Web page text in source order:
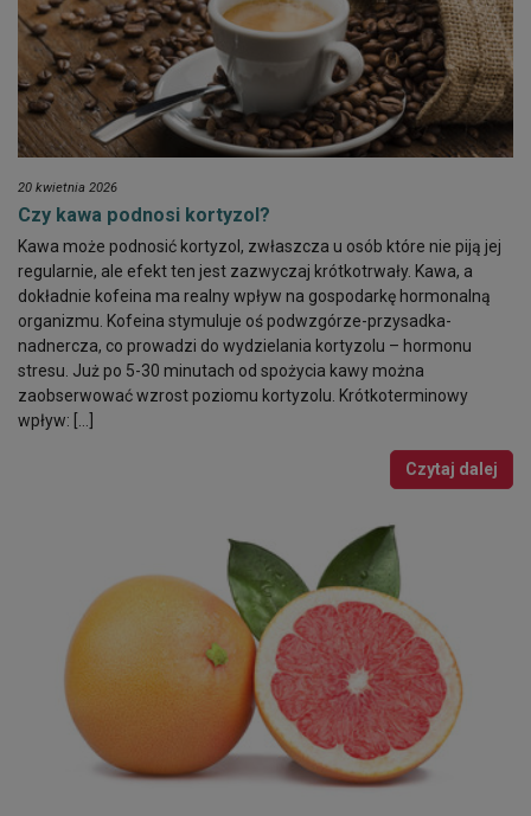
20 kwietnia 2026
Czy kawa podnosi kortyzol?
Kawa może podnosić kortyzol, zwłaszcza u osób które nie piją jej
regularnie, ale efekt ten jest zazwyczaj krótkotrwały. Kawa, a
dokładnie kofeina ma realny wpływ na gospodarkę hormonalną
organizmu. Kofeina stymuluje oś podwzgórze-przysadka-
nadnercza, co prowadzi do wydzielania kortyzolu – hormonu
stresu. Już po 5-30 minutach od spożycia kawy można
zaobserwować wzrost poziomu kortyzolu. Krótkoterminowy
wpływ: […]
Czytaj dalej